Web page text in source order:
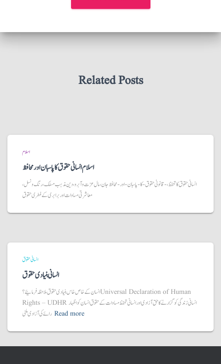
Related Posts
اسلام
اسلام انسانی حقوق کا پاسبان اور محافظ
انسانی حقوق کا تحفظ، -قانونی حقوق-کا-پاسبان-اور-محافظ جان، مال عزت و آبرو، دین مذہب مسلک، رنگ و نسل،
معاشرتی مساوات اور برابری کے فطری حقوق
انسانی حقوق
انسانی بنیادی حقوق
انسان کے خاص خاس بنیادی حقوق ملاحظہ فرمائیے؟ Universal Declaration of Human
Rights – UDHR انسانی زندگی کو گزارنے کا حق آزادی اور انسانی تحفظ مساوات کے حقوق انسان کو اظہار
رائے کی آزادی ملنی Read more